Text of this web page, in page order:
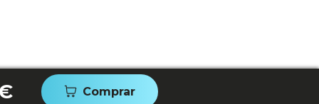
Comprar